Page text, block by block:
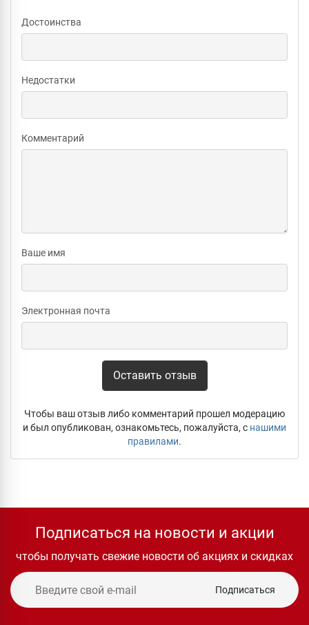
Достоинства
Недостатки
Комментарий
Ваше имя
Электронная почта
Оставить отзыв
Чтобы ваш отзыв либо комментарий прошел модерацию
и был опубликован, ознакомьтесь, пожалуйста, с нашими
правилами.
Подписаться на новости и акции
чтобы получать свежие новости об акциях и скидках
Подписаться